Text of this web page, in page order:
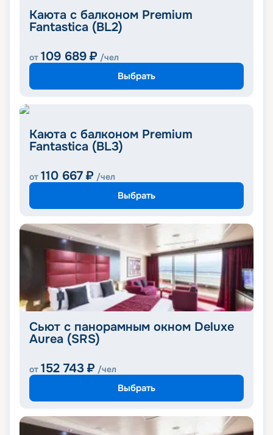
Каюта с балконом Premium
Fantastica (BL2)
от 109 689 ₽ /чел
Выбрать
Каюта с балконом Premium
Fantastica (BL3)
от 110 667 ₽ /чел
Выбрать
Сьют с панорамным окном Deluxe
Aurea (SRS)
от 152 743 ₽ /чел
Выбрать